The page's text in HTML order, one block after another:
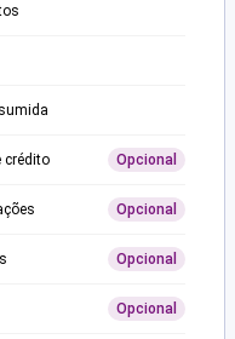
crédito Opcional
Opcional
Opcional
Opcional